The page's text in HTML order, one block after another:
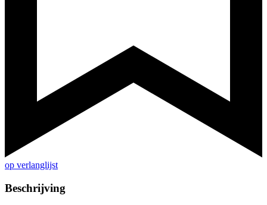
op verlanglijst
Beschrijving